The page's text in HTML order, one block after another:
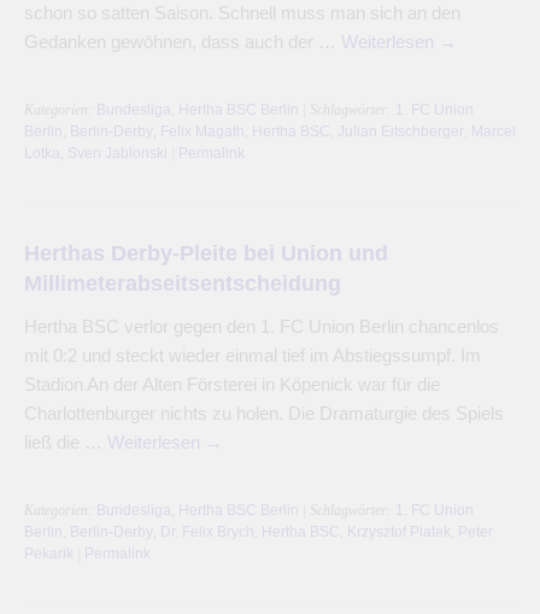
schon so satten Saison. Schnell muss man sich an den
Gedanken gewöhnen, dass auch der … Weiterlesen →
Kategorien: Bundesliga Hertha BSC Berlin | Schlagwörter:
1. FC Union
Berlin
Berlin-Derby Felix Magath Hertha BSC Julian Eitschberger
Marcel
Lotka
Sven Jablonski Permalink
Herthas Derby-Pleite bei Union und
Millimeterabseitsentscheidung
Hertha BSC verlor gegen den 1. FC Union Berlin chancenlos
mit 0:2 und steckt wieder einmal tief im Abstiegssumpf. Im
Stadion An der Alten Försterei in Köpenick war für die
Charlottenburger nichts zu holen. Die Dramaturgie des Spiels
ließ die … Weiterlesen →
Kategorien: Bundesliga Hertha BSC Berlin | Schlagwörter:
1. FC Union
Berlin
Berlin-Derby Dr. Felix Brych Hertha BSC Krzysztof Piatek
Peter
Pekarik
Permalink